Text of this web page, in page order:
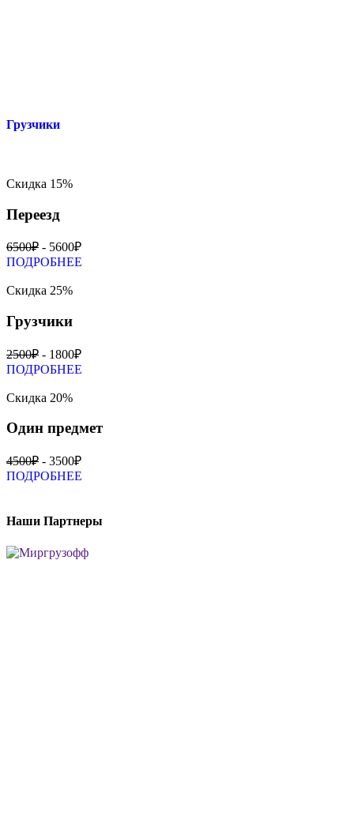
Грузчики
Скидка 15%
Переезд
6500₽ - 5600₽
ПОДРОБНЕЕ
Скидка 25%
Грузчики
2500₽ - 1800₽
ПОДРОБНЕЕ
Скидка 20%
Один предмет
4500₽ - 3500₽
ПОДРОБНЕЕ
Наши Партнеры